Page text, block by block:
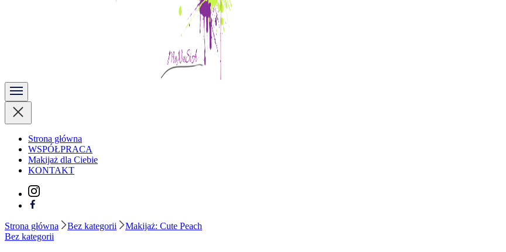
Kobieta Zmienną Jest
Strona główna
WSPÓŁPRACA
Makijaż dla Ciebie
KONTAKT
Strona główna Bez kategorii
Makijaż: Cute Peach
Bez kategorii